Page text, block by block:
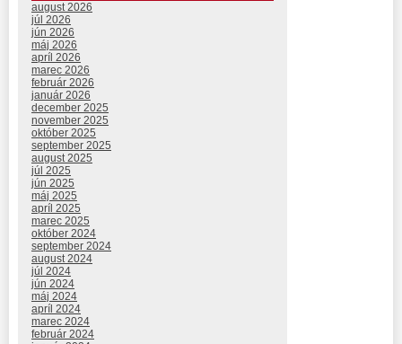
august 2026
júl 2026
jún 2026
máj 2026
apríl 2026
marec 2026
február 2026
január 2026
december 2025
november 2025
október 2025
september 2025
august 2025
júl 2025
jún 2025
máj 2025
apríl 2025
marec 2025
október 2024
september 2024
august 2024
júl 2024
jún 2024
máj 2024
apríl 2024
marec 2024
február 2024